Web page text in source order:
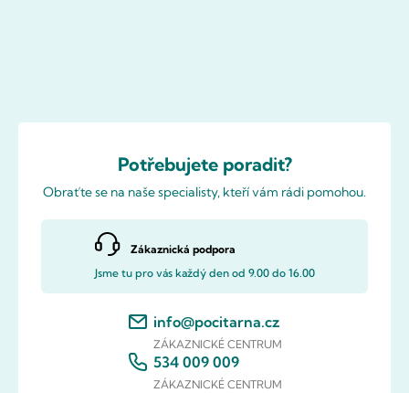
Potřebujete poradit?
Obraťte se na naše specialisty, kteří vám rádi pomohou.
Zákaznická podpora
Jsme tu pro vás každý den od 9.00 do 16.00
info@pocitarna.cz
ZÁKAZNICKÉ CENTRUM
534 009 009
ZÁKAZNICKÉ CENTRUM